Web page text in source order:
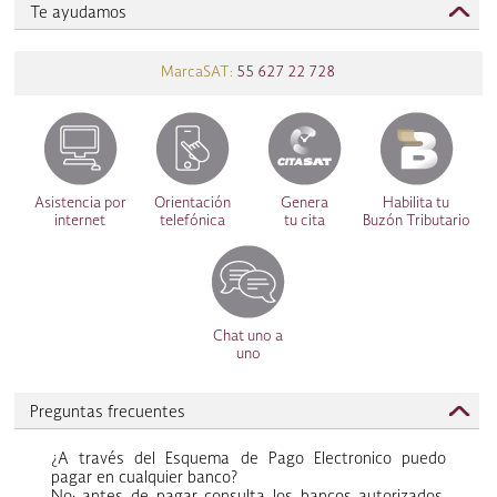
Te ayudamos
MarcaSAT: 55 627 22 728
Asistencia por
internet
Orientación
telefónica
Genera
tu cita
Habilita tu
Buzón Tributario
Chat uno a
uno
Preguntas frecuentes
¿A través del Esquema de Pago Electronico puedo
pagar en cualquier banco?